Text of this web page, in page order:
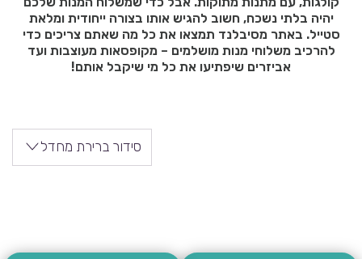
יהיה בלתי נשכח, חשוב להגיש אותו בצורה ייחודית ומלאת
סטייל. באתר מסיבלנד תמצאו את כל מה שאתם צריכים כדי
להרכיב משלוחי מנות מושלמים – מקופסאות מעוצבות ועד
אביזרים שיפתיעו את כל מי שיקבל אותם!
סידור ברירת מחדל